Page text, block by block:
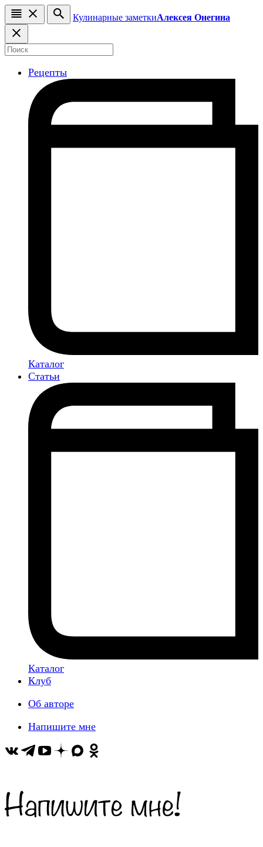
Кулинарные заметкиАлексея Онегина
Рецепты
Каталог
Статьи
Каталог
Клуб
Об авторе
Напишите мне